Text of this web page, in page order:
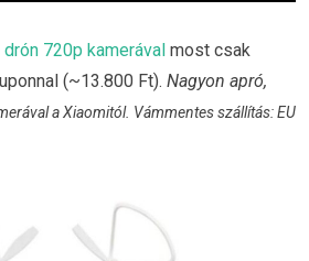
720p kamerával most csak
(~13.800 Ft). Nagyon apró,
a Xiaomitól. Vámmentes szállítás: EU